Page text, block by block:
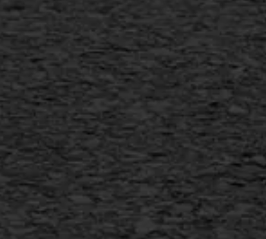
Scheurreparatie
Flexigoot
Vertical seal
Vlakslijpen
Vorstschade
AWS ASFALTWERKEN
+31 493 842 840
info@asfaltwerken.nl